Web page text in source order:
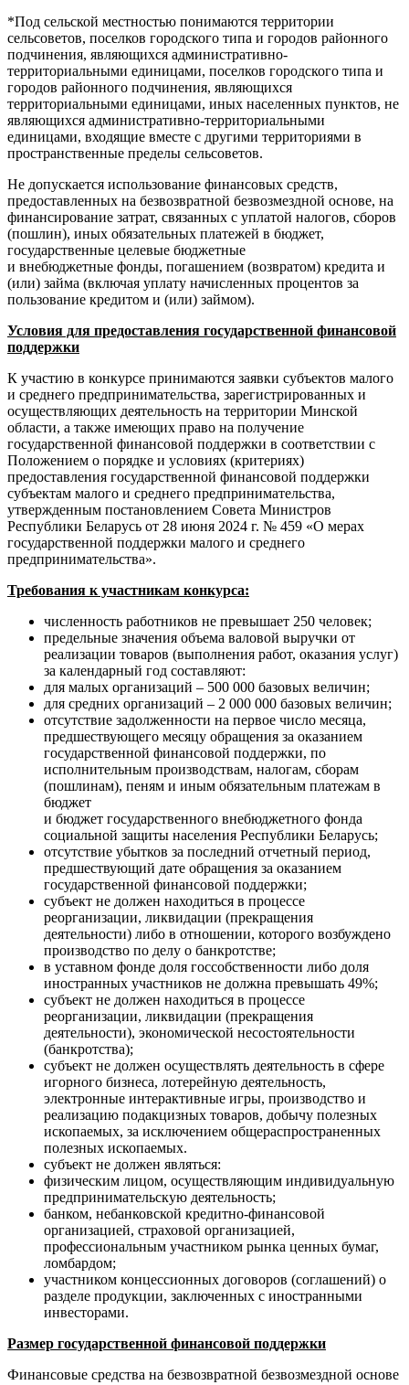
*Под сельской местностью понимаются территории
сельсоветов, поселков городского типа и городов районного
подчинения, являющихся административно-
территориальными единицами, поселков городского типа и
городов районного подчинения, являющихся
территориальными единицами, иных населенных пунктов, не
являющихся административно-территориальными
единицами, входящие вместе с другими территориями в
пространственные пределы сельсоветов.
Не допускается использование финансовых средств,
предоставленных на безвозвратной безвозмездной основе, на
финансирование затрат, связанных с уплатой налогов, сборов
(пошлин), иных обязательных платежей в бюджет,
государственные целевые бюджетные
и внебюджетные фонды, погашением (возвратом) кредита и
(или) займа (включая уплату начисленных процентов за
пользование кредитом и (или) займом).
Условия для предоставления государственной финансовой
поддержки
К участию в конкурсе принимаются заявки субъектов малого
и среднего предпринимательства, зарегистрированных и
осуществляющих деятельность на территории Минской
области, а также имеющих право на получение
государственной финансовой поддержки в соответствии с
Положением о порядке и условиях (критериях)
предоставления государственной финансовой поддержки
субъектам малого и среднего предпринимательства,
утвержденным постановлением Совета Министров
Республики Беларусь от 28 июня 2024 г. № 459 «О мерах
государственной поддержки малого и среднего
предпринимательства».
Требования к участникам конкурса:
численность работников не превышает 250 человек;
предельные значения объема валовой выручки от
реализации товаров (выполнения работ, оказания услуг)
за календарный год составляют:
для малых организаций – 500 000 базовых величин;
для средних организаций – 2 000 000 базовых величин;
отсутствие задолженности на первое число месяца,
предшествующего месяцу обращения за оказанием
государственной финансовой поддержки, по
исполнительным производствам, налогам, сборам
(пошлинам), пеням и иным обязательным платежам в
бюджет
и бюджет государственного внебюджетного фонда
социальной защиты населения Республики Беларусь;
отсутствие убытков за последний отчетный период,
предшествующий дате обращения за оказанием
государственной финансовой поддержки;
субъект не должен находиться в процессе
реорганизации, ликвидации (прекращения
деятельности) либо в отношении, которого возбуждено
производство по делу о банкротстве;
в уставном фонде доля госсобственности либо доля
иностранных участников не должна превышать 49%;
субъект не должен находиться в процессе
реорганизации, ликвидации (прекращения
деятельности), экономической несостоятельности
(банкротства);
субъект не должен осуществлять деятельность в сфере
игорного бизнеса, лотерейную деятельность,
электронные интерактивные игры, производство и
реализацию подакцизных товаров, добычу полезных
ископаемых, за исключением общераспространенных
полезных ископаемых.
субъект не должен являться:
физическим лицом, осуществляющим индивидуальную
предпринимательскую деятельность;
банком, небанковской кредитно-финансовой
организацией, страховой организацией,
профессиональным участником рынка ценных бумаг,
ломбардом;
участником концессионных договоров (соглашений) о
разделе продукции, заключенных с иностранными
инвесторами.
Размер государственной финансовой поддержки
Финансовые средства на безвозвратной безвозмездной основе